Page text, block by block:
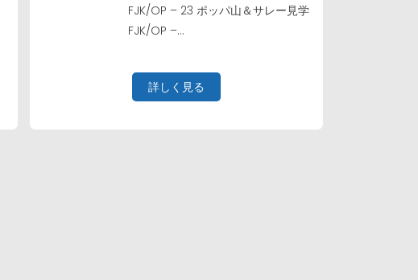
FJK/OP – 23 ポッパ山＆サレー見学
FJK/OP –...
詳しく見る